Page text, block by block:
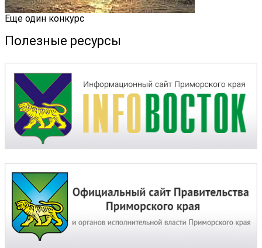
Еще один конкурс
Полезные ресурсы